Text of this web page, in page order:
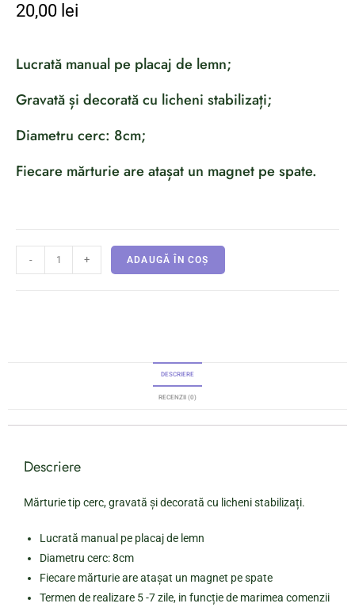
20,00 lei
Lucrată manual pe placaj de lemn;
Gravată și decorată cu licheni stabilizați;
Diametru cerc: 8cm;
Fiecare mărturie are atașat un magnet pe spate.
- + ADAUGĂ ÎN COȘ
DESCRIERE
RECENZII (0)
Descriere
Mărturie tip cerc, gravată și decorată cu licheni stabilizați.
Lucrată manual pe placaj de lemn
Diametru cerc: 8cm
Fiecare mărturie are atașat un magnet pe spate
Termen de realizare 5 -7 zile, in funcție de marimea comenzii